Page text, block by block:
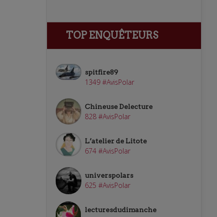
TOP ENQUÊTEURS
spitfire89
1349 #AvisPolar
Chineuse Delecture
828 #AvisPolar
L’atelier de Litote
674 #AvisPolar
universpolars
625 #AvisPolar
lecturesdudimanche